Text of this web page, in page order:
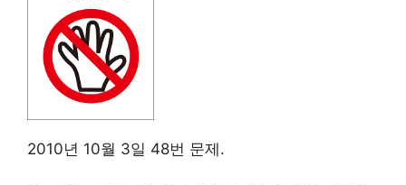
2010년 10월 3일 48번 문제.